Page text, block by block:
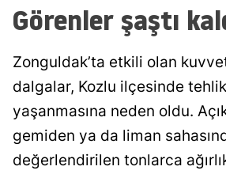
Görenler şaştı
Zonguldak’ta etkili olan
dalgalar, Kozlu ilçesinde
yaşanmasına neden oldu.
gemiden ya da liman
değerlendirilen tonlarca